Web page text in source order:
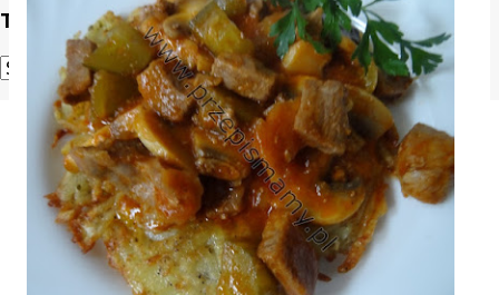
Translate
Powered by Translate